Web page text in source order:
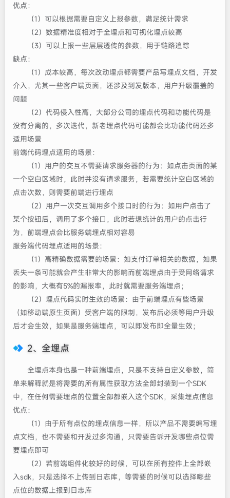
优点：
（1）可以根据需要自定义上报参数，满足统计需求
（2）数据精准度相对于全埋点和可视化埋点较高
（3）可以上报一些层层透传的参数，用于链路追踪
缺点：
（1）成本较高，每次改动埋点都需要产品写埋点文档，开发
介入，尤其一些客户端页面，还涉及到发版本，用户升级覆盖的
问题
（2）代码侵入性高，大部分公司的埋点代码和功能代码是
没有分离的，多次迭代，新老埋点代码可能都会比功能代码还多
适用场景
前端代码埋点适用的场景：
（1）用户的交互不需要请求服务器的行为：如点击页面的某
一个空白区域时，此时并没有请求服务，若需要统计空白区域的
点击次数，则需要前端进行埋点
（2）用户一次交互调用多个接口时的行为：如用户点击了
某个按钮后，调用了多个接口，此时若想统计的用户的点击行
为，前端埋点会比服务端埋点相对容易
服务端代码埋点适用的场景：
（1）高精确数据需要的场景：如支付订单相关的数据，如果
丢失一条可能就会产生非常大的影响而前端埋点由于受网络请求
的影响，大概有5%的漏报率，此时就需要服务端埋点；
（2）埋点代码实时生效的场景：由于前端埋点有些场景
（如移动端原生页面）受客户端的限制，发布后必须等用户升级
后才会生效，如果是服务端埋点，可以即发布即全量生效；
2、全埋点
全埋点本身也是一种前端埋点，只是不支持自定义参数，简
单来解释就是将需要的所有属性获取方法全部封装到一个SDK
中，在任何需要埋点的位置全部都嵌入这个SDK，采集埋点信息
优点：
（1）由于所有点位的埋点信息一样，所以产品不需要编写埋
点文档，也不需要和开发过多沟通，只需要告诉开发哪些点位需
要埋点即可
（2）若前端组件化较好的时候，可以在所有控件上全部嵌
入sdk，只是选择不上传到日志库，等需要的时候可以选择哪些
点位的数据上报到日志库